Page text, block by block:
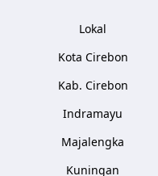
Lokal
Kota Cirebon
Kab. Cirebon
Indramayu
Majalengka
Kuningan